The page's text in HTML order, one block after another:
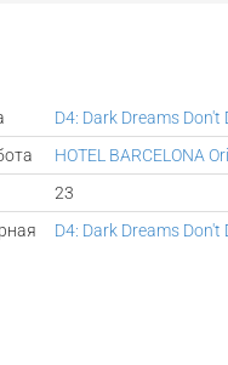
D4: Dark Dreams
HOTEL BARCELONA
23
D4: Dark Dreams